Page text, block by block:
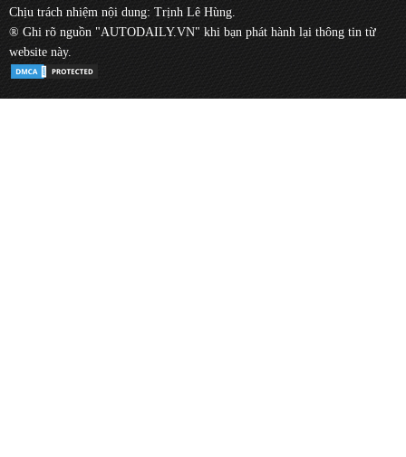
Chịu trách nhiệm nội dung: Trịnh Lê Hùng.
® Ghi rõ nguồn "AUTODAILY.VN" khi bạn phát hành lại thông tin từ
website này.